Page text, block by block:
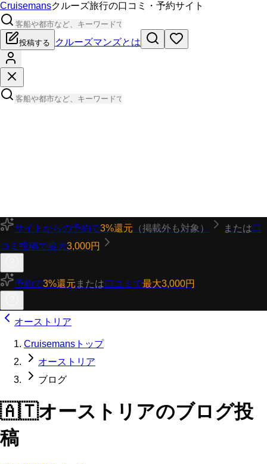
Cruisemansクルーズ旅行の口コミ・予約サイト
投稿する クルーズマンズとは
サイトからの予約で3%還元 （掲載外も対象） または口
コミ投稿で最大3,000円
予約で3%還元 または口コミで最大3,000円
オーストリア
Cruisemansトップ
オーストリア
ブログ
🇦🇹オーストリアのブログ投
稿